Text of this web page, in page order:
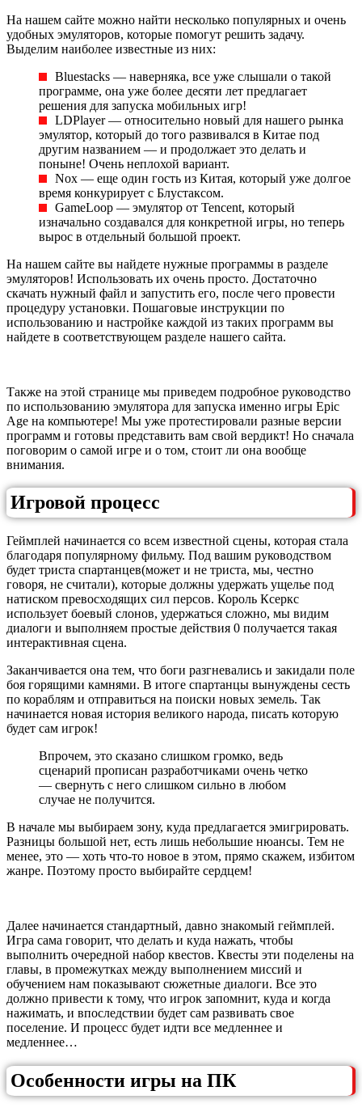
На нашем сайте можно найти несколько популярных и очень
удобных эмуляторов, которые помогут решить задачу.
Выделим наиболее известные из них:
Bluestacks — наверняка, все уже слышали о такой
программе, она уже более десяти лет предлагает
решения для запуска мобильных игр!
LDPlayer — относительно новый для нашего рынка
эмулятор, который до того развивался в Китае под
другим названием — и продолжает это делать и
поныне! Очень неплохой вариант.
Nox — еще один гость из Китая, который уже долгое
время конкурирует с Блустаксом.
GameLoop — эмулятор от Tencent, который
изначально создавался для конкретной игры, но теперь
вырос в отдельный большой проект.
На нашем сайте вы найдете нужные программы в разделе
эмуляторов! Использовать их очень просто. Достаточно
скачать нужный файл и запустить его, после чего провести
процедуру установки. Пошаговые инструкции по
использованию и настройке каждой из таких программ вы
найдете в соответствующем разделе нашего сайта.
Также на этой странице мы приведем подробное руководство
по использованию эмулятора для запуска именно игры Epic
Age на компьютере! Мы уже протестировали разные версии
программ и готовы представить вам свой вердикт! Но сначала
поговорим о самой игре и о том, стоит ли она вообще
внимания.
Игровой процесс
Геймплей начинается со всем известной сцены, которая стала
благодаря популярному фильму. Под вашим руководством
будет триста спартанцев(может и не триста, мы, честно
говоря, не считали), которые должны удержать ущелье под
натиском превосходящих сил персов. Король Ксеркс
использует боевый слонов, удержаться сложно, мы видим
диалоги и выполняем простые действия 0 получается такая
интерактивная сцена.
Заканчивается она тем, что боги разгневались и закидали поле
боя горящими камнями. В итоге спартанцы вынуждены сесть
по кораблям и отправиться на поиски новых земель. Так
начинается новая история великого народа, писать которую
будет сам игрок!
Впрочем, это сказано слишком громко, ведь
сценарий прописан разработчиками очень четко
— свернуть с него слишком сильно в любом
случае не получится.
В начале мы выбираем зону, куда предлагается эмигрировать.
Разницы большой нет, есть лишь небольшие нюансы. Тем не
менее, это — хоть что-то новое в этом, прямо скажем, избитом
жанре. Поэтому просто выбирайте сердцем!
Далее начинается стандартный, давно знакомый геймплей.
Игра сама говорит, что делать и куда нажать, чтобы
выполнить очередной набор квестов. Квесты эти поделены на
главы, в промежутках между выполнением миссий и
обучением нам показывают сюжетные диалоги. Все это
должно привести к тому, что игрок запомнит, куда и когда
нажимать, и впоследствии будет сам развивать свое
поселение. И процесс будет идти все медленнее и
медленнее…
Особенности игры на ПК